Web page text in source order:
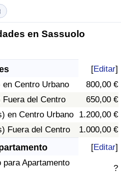
en Sassuolo
[Editar]
Centro Urbano
800,00 €
del Centro
650,00 €
en Centro Urbano
1.200,00 €
Fuera del Centro
1.000,00 €
[Editar]
para Apartamento
?
país
(Actual)
por País
(Actual)
por país